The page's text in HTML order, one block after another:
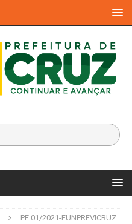
PE 01/2021-FUNPREVICRUZ